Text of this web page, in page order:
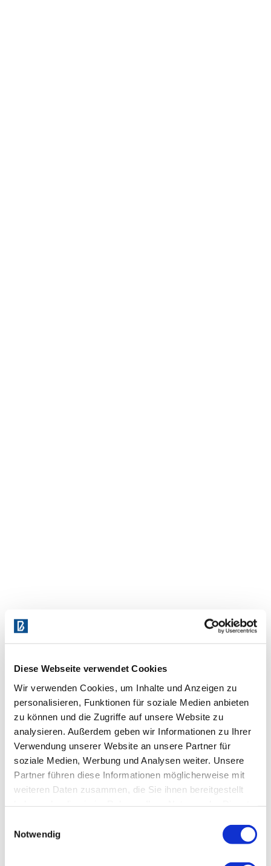
Diese Webseite verwendet Cookies
Wir verwenden Cookies, um Inhalte und Anzeigen zu
personalisieren, Funktionen für soziale Medien anbieten
zu können und die Zugriffe auf unsere Website zu
analysieren. Außerdem geben wir Informationen zu Ihrer
Verwendung unserer Website an unsere Partner für
soziale Medien, Werbung und Analysen weiter. Unsere
Partner führen diese Informationen möglicherweise mit
weiteren Daten zusammen, die Sie ihnen bereitgestellt
Notwendig